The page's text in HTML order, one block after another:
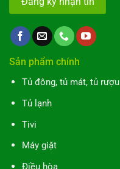
Sản phẩm chính
Tủ đông, tủ mát, tủ rượu
Tủ lạnh
Tivi
Máy giặt
Điều hòa